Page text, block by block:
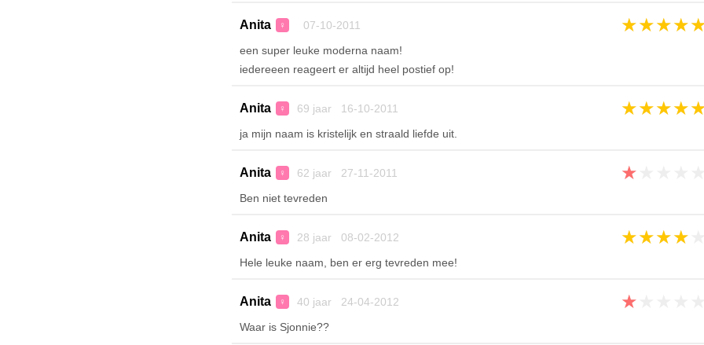
Anita ♀ 07-10-2011 ★★★★
een super leuke moderna naam!
iedereeen reageert er altijd heel postief op!
Anita ♀ 69 jaar 16-10-2011 ★★★★
ja mijn naam is kristelijk en straald liefde uit.
Anita ♀ 62 jaar 27-11-2011 ★
Ben niet tevreden
Anita ♀ 28 jaar 08-02-2012 ★★★★
Hele leuke naam, ben er erg tevreden mee!
Anita ♀ 40 jaar 24-04-2012 ★
Waar is Sjonnie??